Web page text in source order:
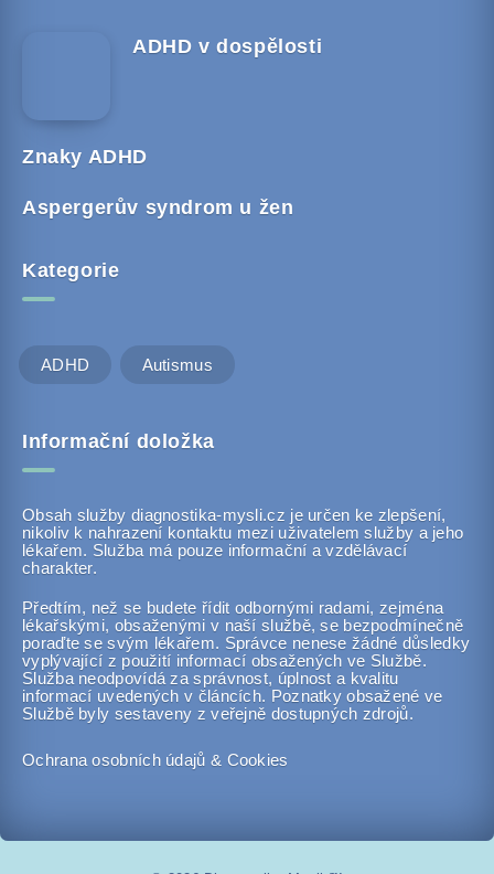
ADHD v dospělosti
Znaky ADHD
Aspergerův syndrom u žen
Kategorie
ADHD Autismus
Informační doložka
Obsah služby diagnostika-mysli.cz je určen ke zlepšení,
nikoliv k nahrazení kontaktu mezi uživatelem služby a jeho
lékařem. Služba má pouze informační a vzdělávací
charakter.
Předtím, než se budete řídit odbornými radami, zejména
lékařskými, obsaženými v naší službě, se bezpodmínečně
poraďte se svým lékařem. Správce nenese žádné důsledky
vyplývající z použití informací obsažených ve Službě.
Služba neodpovídá za správnost, úplnost a kvalitu
informací uvedených v článcích. Poznatky obsažené ve
Službě byly sestaveny z veřejně dostupných zdrojů.
Ochrana osobních údajů & Cookies